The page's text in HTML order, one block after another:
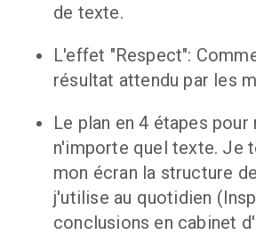
de texte.
L'effet "Respect":
résultat attendu par les
Le plan en 4 étapes pour
n'importe quel texte. Je
mon écran la structure
j'utilise au quotidien
conclusions en cabinet